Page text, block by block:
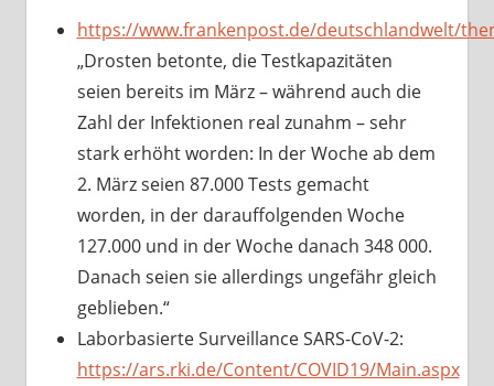
https://www.frankenpost.de/deutschlandwelt/
„Drosten betonte, die Testkapazitäten
seien bereits im März – während auch die
Zahl der Infektionen real zunahm – sehr
stark erhöht worden: In der Woche ab dem
2. März seien 87.000 Tests gemacht
worden, in der darauffolgenden Woche
127.000 und in der Woche danach 348 000.
Danach seien sie allerdings ungefähr gleich
geblieben.“
Laborbasierte Surveillance SARS-CoV-2:
https://ars.rki.de/Content/COVID19/Main.aspx